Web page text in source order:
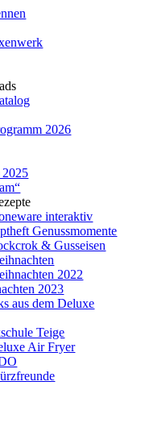
2026
2025
interaktiv
Genussmomente
& Gusseisen
2022
2023
aus dem Deluxe
Teige
Air Fryer